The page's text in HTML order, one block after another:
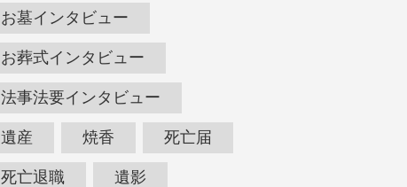
お墓インタビュー
お葬式インタビュー
法事法要インタビュー
遺産 焼香 死亡届
死亡退職 遺影